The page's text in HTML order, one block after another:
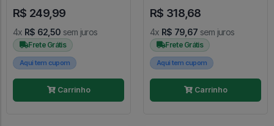
R$ 249,99
4x R$ 62,50 sem juros
Frete Grátis
Aqui tem cupom
Carrinho
FUNKO POP #128
R$ 318,68
4x R$ 79,67 sem juros
Frete Grátis
Aqui tem cupom
Carrinho